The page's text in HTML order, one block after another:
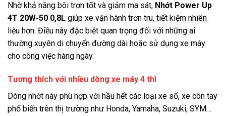
Nhờ khả năng bôi trơn tốt và giảm ma sát, Nhớt Power Up
4T 20W-50 0,8L giúp xe vận hành trơn tru, tiết kiệm nhiên
liệu hơn. Điều này đặc biệt quan trọng đối với những ai
thường xuyên di chuyển đường dài hoặc sử dụng xe máy
cho công việc hàng ngày.
Tương thích với nhiều dòng xe máy 4 thì
Dòng nhớt này phù hợp với hầu hết các loại xe số, xe côn tay
phổ biến trên thị trường như Honda, Yamaha, Suzuki, SYM…